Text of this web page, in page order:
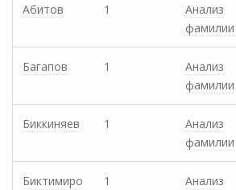
Абитов 1
Анализ
фамилии
Багапов 1
Анализ
фамилии
Биккиняев 1
Анализ
фамилии
Биктимиро
1
Анализ